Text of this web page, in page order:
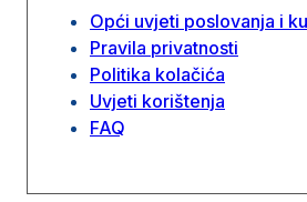
Opći uvjeti poslovanja i
Pravila privatnosti
Politika kolačića
Uvjeti korištenja
FAQ